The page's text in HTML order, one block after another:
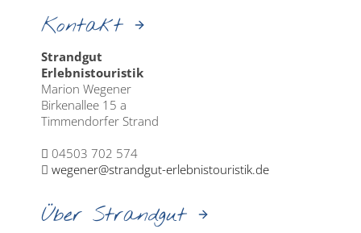
Kontakt
Strandgut
Erlebnistouristik
Marion Wegener
Birkenallee 15 a
Timmendorfer Strand
04503 702 574
wegener@strandgut-erlebnistouristik.de
Über Strandgut